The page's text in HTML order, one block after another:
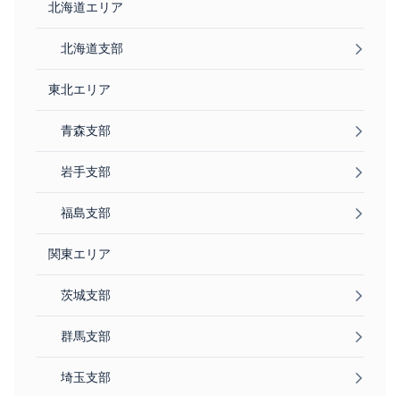
北海道エリア
北海道支部
東北エリア
青森支部
岩手支部
福島支部
関東エリア
茨城支部
群馬支部
埼玉支部